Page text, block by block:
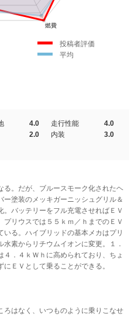
投稿者評価
平均
4.0 走行性能
4.0
2.0 内装
3.0
。だが、ブルースモーク化されたヘ
ー塗装のメッキガーニッシュグリル＆
バッテリーをフル充電させればＥＶ
リウスでは５５ｋｍ／ｈまでのＥＶ
る。ハイブリッドの基本メカはプリ
素からリチウムイオンに変更。１．
４．４ｋＷｈに高められており、ちょ
ＥＶとして乗ることができる。
はなく、いつものように乗りこなせ